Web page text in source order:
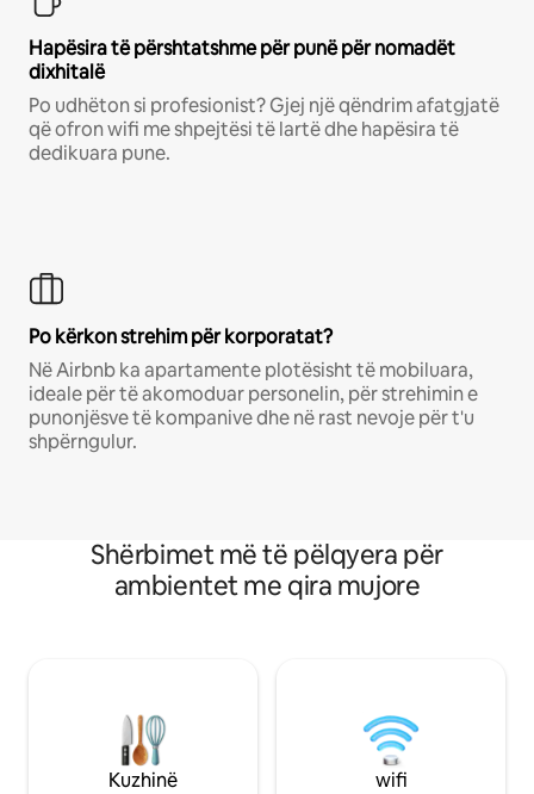
Hapësira të përshtatshme për punë për nomadët
dixhitalë
Po udhëton si profesionist? Gjej një qëndrim afatgjatë
që ofron wifi me shpejtësi të lartë dhe hapësira të
dedikuara pune.
Po kërkon strehim për korporatat?
Në Airbnb ka apartamente plotësisht të mobiluara,
ideale për të akomoduar personelin, për strehimin e
punonjësve të kompanive dhe në rast nevoje për t'u
shpërngulur.
Shërbimet më të pëlqyera për
ambientet me qira mujore
Kuzhinë wifi